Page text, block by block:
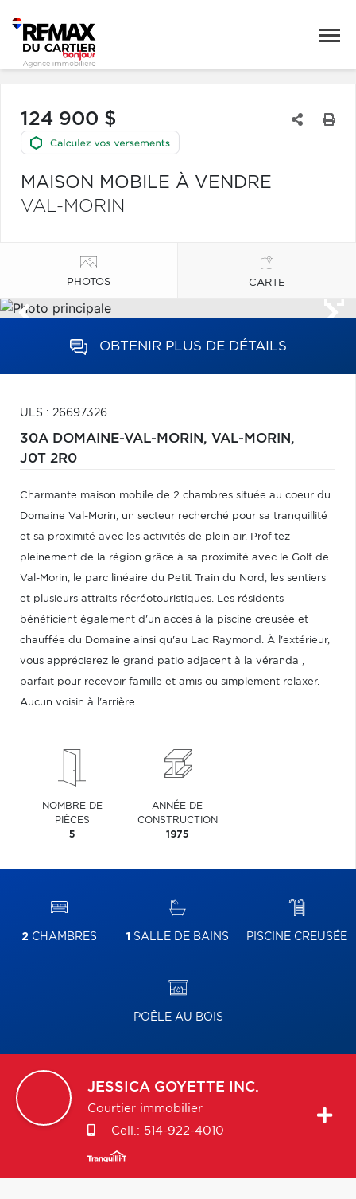
124 900 $
MAISON MOBILE À VENDRE
VAL-MORIN
PHOTOS CARTE
OBTENIR PLUS DE DÉTAILS
ULS : 26697326
30A DOMAINE-VAL-MORIN, VAL-MORIN,
J0T 2R0
Charmante maison mobile de 2 chambres située au coeur du
Domaine Val-Morin, un secteur recherché pour sa tranquillité
et sa proximité avec les activités de plein air. Profitez
pleinement de la région grâce à sa proximité avec le Golf de
Val-Morin, le parc linéaire du Petit Train du Nord, les sentiers
et plusieurs attraits récréotouristiques. Les résidents
bénéficient également d'un accès à la piscine creusée et
chauffée du Domaine ainsi qu'au Lac Raymond. À l'extérieur,
vous apprécierez le grand patio adjacent à la véranda ,
parfait pour recevoir famille et amis ou simplement relaxer.
Aucun voisin à l'arrière.
NOMBRE DE
PIÈCES
5
ANNÉE DE
CONSTRUCTION
1975
2 CHAMBRES 1 SALLE DE BAINS PISCINE CREUSÉE
POÊLE AU BOIS
JESSICA GOYETTE INC.
Courtier immobilier
Cell.: 514-922-4010